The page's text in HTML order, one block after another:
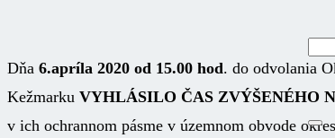
Dňa 6.apríla 2020 od 15.00 hod. do odvolania
Kežmarku VYHLÁSILO ČAS ZVÝŠENÉHO
v ich ochrannom pásme v územnom obvode